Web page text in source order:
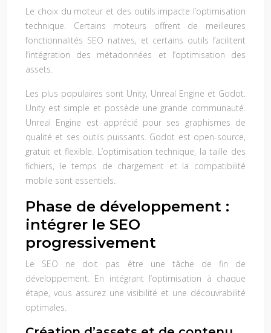
Le choix du moteur et des outils impacte l’optimisation
technique. Certains moteurs offrent de meilleures
fonctionnalités SEO natives, et certains outils facilitent
l’intégration des métadonnées et l’optimisation des
assets.
Les plus populaires sont Unity, Unreal Engine et Godot.
Unity est simple et possède une grande communauté.
Unreal Engine est apprécié pour ses graphismes de
qualité et ses outils puissants. Godot est open-source,
gratuit et flexible. L’optimisation technique, la taille des
fichiers, le temps de chargement et la compatibilité
mobile sont essentiels.
Phase de développement :
intégrer le SEO
progressivement
Le SEO ne doit pas être une tâche de fin de
développement. En intégrant l’optimisation à chaque
étape, vous assurez une visibilité et une découvrabilité
optimales.